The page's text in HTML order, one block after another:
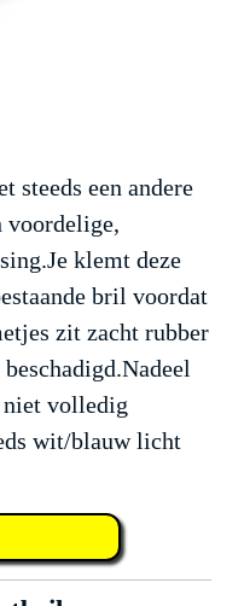
steeds een andere
voordelige,
klemt deze
bril voordat
zit zacht rubber
niet volledig
wit/blauw licht